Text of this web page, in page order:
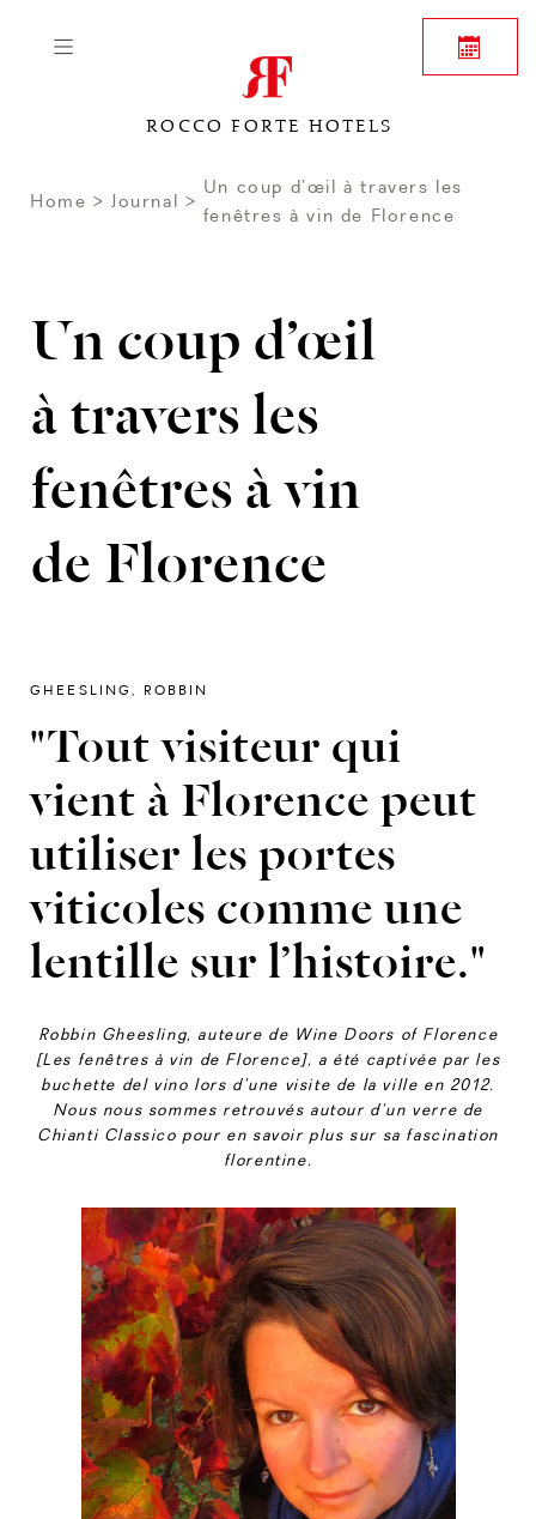
ROCCO FORTE HOTELS
Home Journal
Un coup d’œil à travers les
fenêtres à vin de Florence
Un coup d’œil
à travers les
fenêtres à vin
de Florence
GHEESLING, ROBBIN
"Tout visiteur qui
vient à Florence peut
utiliser les portes
viticoles comme une
lentille sur l’histoire."
Robbin Gheesling, auteure de Wine Doors of Florence
[Les fenêtres à vin de Florence], a été captivée par les
buchette del vino lors d’une visite de la ville en 2012.
Nous nous sommes retrouvés autour d’un verre de
Chianti Classico pour en savoir plus sur sa fascination
florentine.